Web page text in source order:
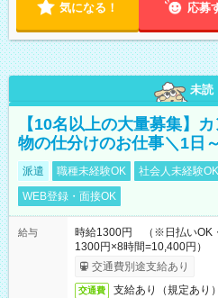
気になる！ 応募
未読
【10名以上の大量募集】
物の仕分けのお仕事＼1日
派遣 職種未経験OK 社会人未経験OK
WEB登録・面接OK
給与
時給1300円 （※日払いOK
1300円×8時間=10,400円）
交通費別途支給あり
交通費 支給あり（規定あり）